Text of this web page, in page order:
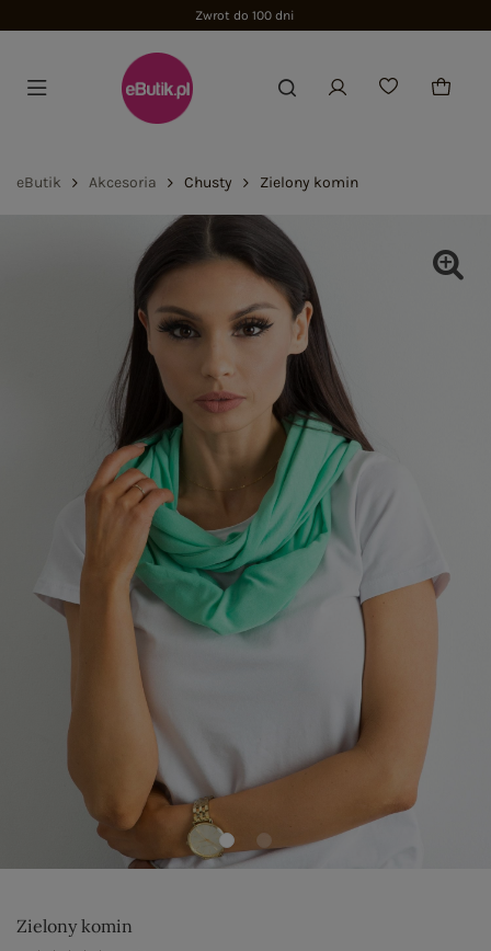
Zwrot do 100 dni
eButik Akcesoria Chusty Zielony komin
Zielony komin